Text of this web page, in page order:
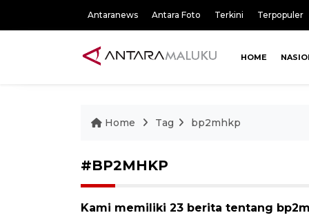
Antaranews Antara Foto Terkini Terpopuler
HOME
Home Tag bp2mhkp
#BP2MHKP
Kami memiliki 23 berita tentang